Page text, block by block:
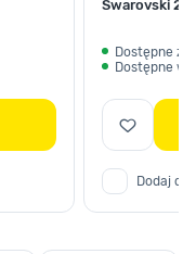
Swarovski 27
Dostępne z
Dostępne w
Dodaj do